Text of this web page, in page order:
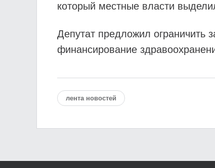
который местные власти
Депутат предложил ограничить
финансирование
лента новостей